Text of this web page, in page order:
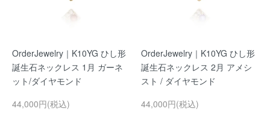
OrderJewelry｜K10YG ひし形
誕生石ネックレス 1月 ガーネ
ット/ダイヤモンド
44,000円(税込)
OrderJewelry｜K10YG ひし形
誕生石ネックレス 2月 アメシ
スト / ダイヤモンド
44,000円(税込)